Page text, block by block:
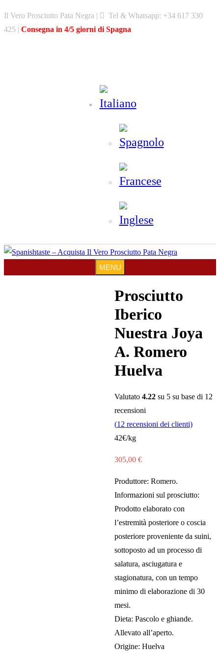
Il Vero Prosciutto Pata Negra |
Tel & Whatsapp: +34 617 330
425 | Consegna in 4/5 giorni di Spagna
MENU
MENU
Prosciutto
Iberico
Nuestra Joya
A. Romero
Huelva
Valutato 4.22su 5 su base di 12
recensioni
(12 recensioni dei clienti)
42€/kg
305,00 €
Produttore: Romero.
Informazioni sul prosciutto:
Prodotto elaborato con
l’estremità posteriore o coscia
posteriore proveniente da suini,
sottoposto ad un processo di
salatura, asciugatura e
stagionatura, con un tempo
minimo di elaborazione di 30
mesi.
Dieta: Pascolo e ghiande.
Allevato all’aperto.
Origine: Huelva